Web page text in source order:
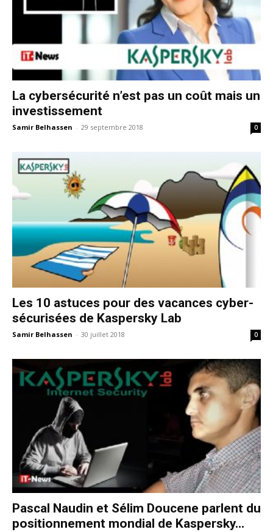
La cybersécurité n’est pas un coût mais un
investissement
Samir Belhassen - 29 septembre 2018 0
Les 10 astuces pour des vacances cyber-
sécurisées de Kaspersky Lab
Samir Belhassen - 30 juillet 2018 0
Pascal Naudin et Sélim Doucene parlent du
positionnement mondial de Kaspersky...